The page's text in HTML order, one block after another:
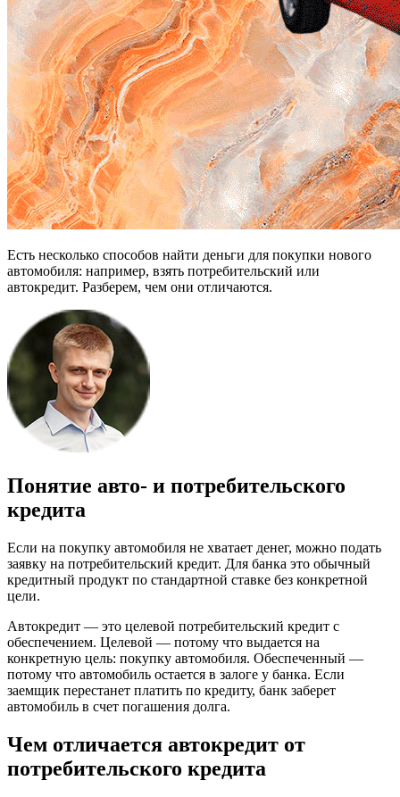
Есть несколько способов найти деньги для покупки нового
автомобиля: например, взять потребительский или
автокредит. Разберем, чем они отличаются.
Понятие авто- и потребительского
кредита
Если на покупку автомобиля не хватает денег, можно подать
заявку на потребительский кредит. Для банка это обычный
кредитный продукт по стандартной ставке без конкретной
цели.
Автокредит — это целевой потребительский кредит с
обеспечением. Целевой — потому что выдается на
конкретную цель: покупку автомобиля. Обеспеченный —
потому что автомобиль остается в залоге у банка. Если
заемщик перестанет платить по кредиту, банк заберет
автомобиль в счет погашения долга.
Чем отличается автокредит от
потребительского кредита